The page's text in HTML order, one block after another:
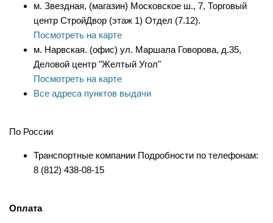
м. Звездная, (магазин) Московское ш., 7, Торговый
центр СтройДвор (этаж 1) Отдел (7.12).
Посмотреть на карте
м. Нарвская. (офис) ул. Маршала Говорова, д.35,
Деловой центр "Желтый Угол"
Посмотреть на карте
Все адреса пунктов выдачи
По России
Транспортные компании Подробности по телефонам:
8 (812) 438-08-15
Оплата